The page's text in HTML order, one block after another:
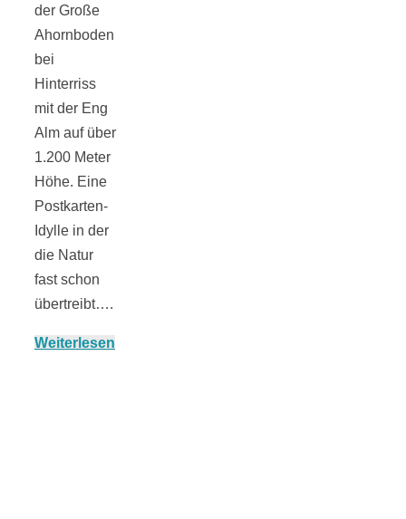
der Große
Ahornboden
bei
Hinterriss
mit der Eng
Alm auf über
1.200 Meter
Höhe. Eine
Postkarten-
Idylle in der
die Natur
fast schon
übertreibt….
Weiterlesen